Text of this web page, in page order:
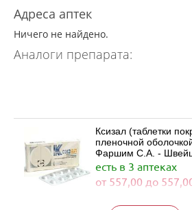
Адреса аптек
Ничего не найдено.
Аналоги препарата:
Ксизал (таблетки
пленочной
Фаршим С.А. -
есть в 3 аптеках
от 557,00 до